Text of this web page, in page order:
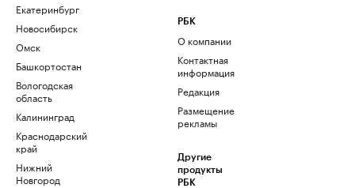
Екатеринбург
Новосибирск
Омск
Башкортостан
Вологодская
область
Калининград
Краснодарский
край
Нижний
Новгород
РБК
О компании
Контактная
информация
Редакция
Размещение
рекламы
Другие
продукты
РБК